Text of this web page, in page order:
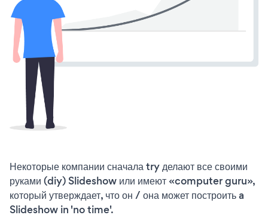
Некоторые компании сначала try делают все своими
руками (diy) Slideshow или имеют «computer guru»,
который утверждает, что он / она может построить a
Slideshow in 'no time'.